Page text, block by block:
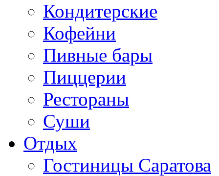
Кондитерские
Кофейни
Пивные бары
Пиццерии
Рестораны
Суши
Отдых
Гостиницы Саратова